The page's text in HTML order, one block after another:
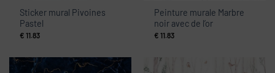
Sticker mural Pivoines
Pastel
€ 11.83
Peinture murale Marbre
noir avec de l’or
€ 11.83